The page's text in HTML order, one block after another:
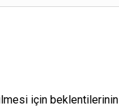
için beklentilerinin